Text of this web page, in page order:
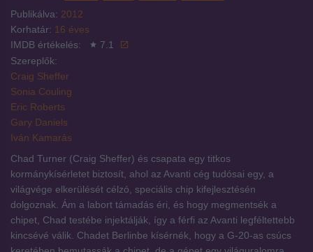
Publikálva: 2012
Korhatár: 16 éves
IMDB értékelés:
7.1
Szereplők:
Craig Sheffer
Sonia Couling
Eric Roberts
Gary Daniels
Iván Kamarás
Chad Turner (Craig Sheffer) és csapata egy titkos
kormánykísérletet biztosít, ahol az Avanti cég tudósai egy, a
világvége elkerülését célzó, speciális chip kifejlesztésén
dolgoznak. Ám a labort támadás éri, és hogy megmentsék a
chipet, Chad testébe injektálják, így a férfi az Avanti legféltettebb
kincsévé válik. Chadet Berlinbe kísérnék, hogy a G-20-as csúcs